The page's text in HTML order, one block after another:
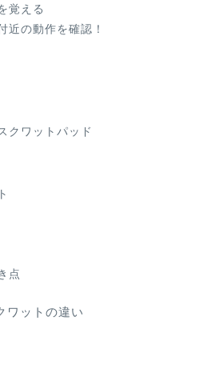
覚える
近の動作を確認！
クワットパッド
点
ワットの違い